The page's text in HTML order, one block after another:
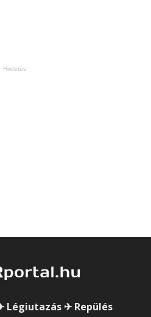
Hirdetés
Légiutazás ✈ Repülés